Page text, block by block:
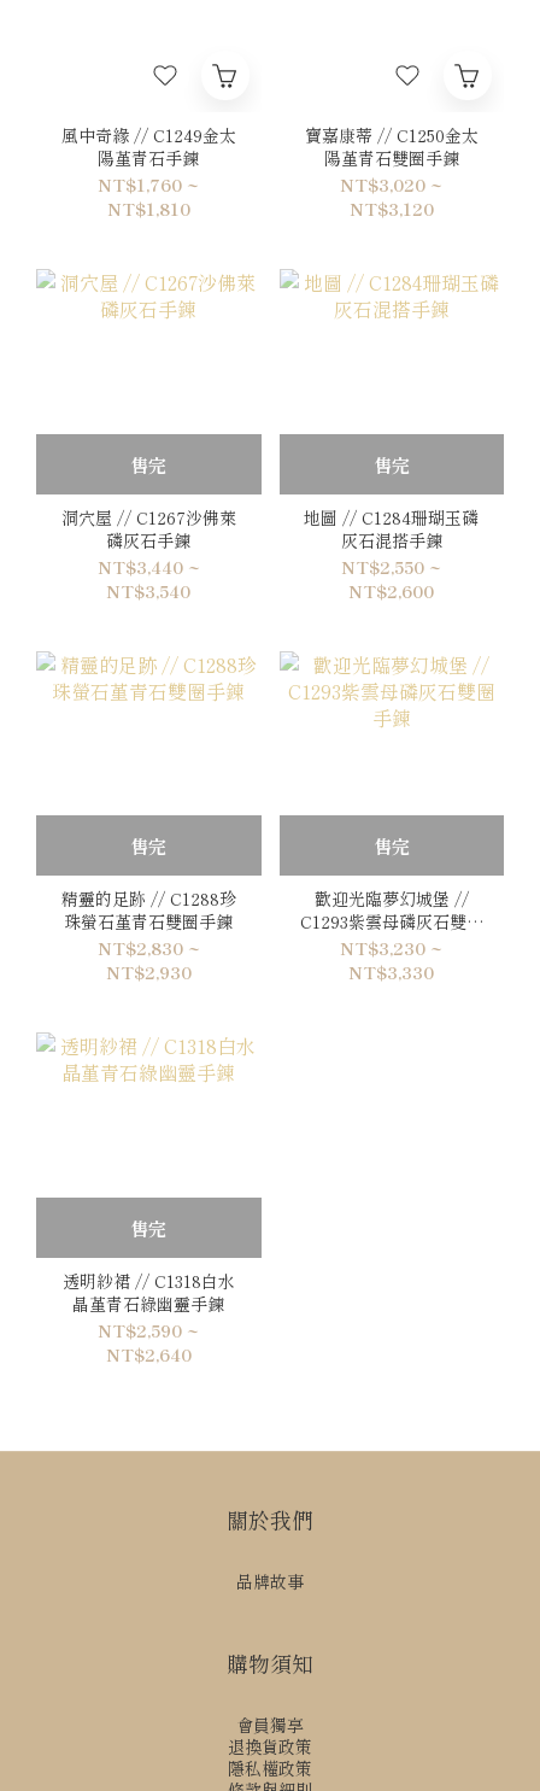
風中奇緣 // C1249金太
陽堇青石手鍊
NT$1,760 ~
NT$1,810
寶嘉康蒂 // C1250金太
陽堇青石雙圈手鍊
NT$3,020 ~
NT$3,120
售完
洞穴屋 // C1267沙佛萊
磷灰石手鍊
NT$3,440 ~
NT$3,540
售完
地圖 // C1284珊瑚玉磷
灰石混搭手鍊
NT$2,550 ~
NT$2,600
售完
精靈的足跡 // C1288珍
珠螢石堇青石雙圈手鍊
NT$2,830 ~
NT$2,930
售完
歡迎光臨夢幻城堡 //
C1293紫雲母磷灰石雙圈
手鍊
NT$3,230 ~
NT$3,330
售完
透明紗裙 // C1318白水
晶堇青石綠幽靈手鍊
NT$2,590 ~
NT$2,640
關於我們
品牌故事
購物須知
會員獨享
退換貨政策
隱私權政策